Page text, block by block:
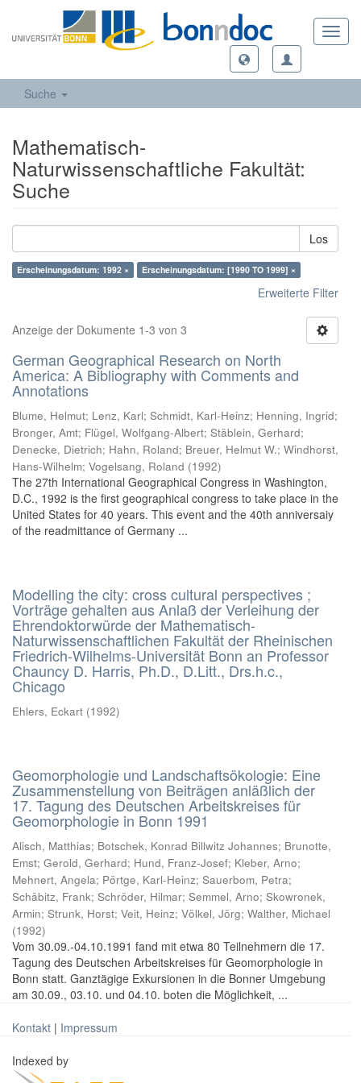
Suche
Mathematisch-
Naturwissenschaftliche Fakultät:
Suche
Los
Erscheinungsdatum: 1992 × Erscheinungsdatum: [1990 TO 1999] ×
Erweiterte Filter
Anzeige der Dokumente 1-3 von 3
German Geographical Research on North
America: A Bibliography with Comments and
Annotations
Blume, Helmut; Lenz, Karl; Schmidt, Karl-Heinz; Henning, Ingrid;
Bronger, Amt; Flügel, Wolfgang-Albert; Stäblein, Gerhard;
Denecke, Dietrich; Hahn, Roland; Breuer, Helmut W.; Windhorst,
Hans-Wilhelm; Vogelsang, Roland (1992)
The 27th International Geographical Congress in Washington,
D.C., 1992 is the first geographical congress to take place in the
United States for 40 years. This event and the 40th anniversaiy
of the readmittance of Germany ...
Modelling the city: cross cultural perspectives ;
Vorträge gehalten aus Anlaß der Verleihung der
Ehrendoktorwürde der Mathematisch-
Naturwissenschaftlichen Fakultät der Rheinischen
Friedrich-Wilhelms-Universität Bonn an Professor
Chauncy D. Harris, Ph.D., D.Litt., Drs.h.c.,
Chicago
Ehlers, Eckart (1992)
Geomorphologie und Landschaftsökologie: Eine
Zusammenstellung von Beiträgen anläßlich der
17. Tagung des Deutschen Arbeitskreises für
Geomorphologie in Bonn 1991
Alisch, Matthias; Botschek, Konrad Billwitz Johannes; Brunotte,
Emst; Gerold, Gerhard; Hund, Franz-Josef; Kleber, Arno;
Mehnert, Angela; Pörtge, Karl-Heinz; Sauerbom, Petra;
Schäbitz, Frank; Schröder, Hilmar; Semmel, Arno; Skowronek,
Armin; Strunk, Horst; Veit, Heinz; Völkel, Jörg; Walther, Michael
(1992)
Vom 30.09.-04.10.1991 fand mit etwa 80 Teilnehmern die 17.
Tagung des Deutschen Arbeitskreises für Geomorphologie in
Bonn statt. Ganztägige Exkursionen in die Bonner Umgebung
am 30.09., 03.10. und 04.10. boten die Möglichkeit, ...
Kontakt | Impressum
Indexed by